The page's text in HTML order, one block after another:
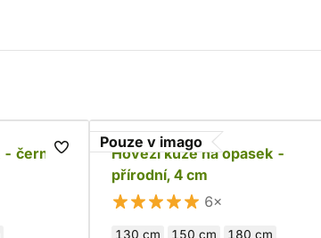
- černá,
Pouze v imago
Hovězí kůže na opasek -
přírodní, 4 cm
6×
130 cm 150 cm 180 cm